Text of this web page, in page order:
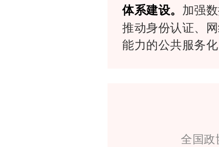
体系建设。 加强
推动身份认证、
能力的公共服务
全国政